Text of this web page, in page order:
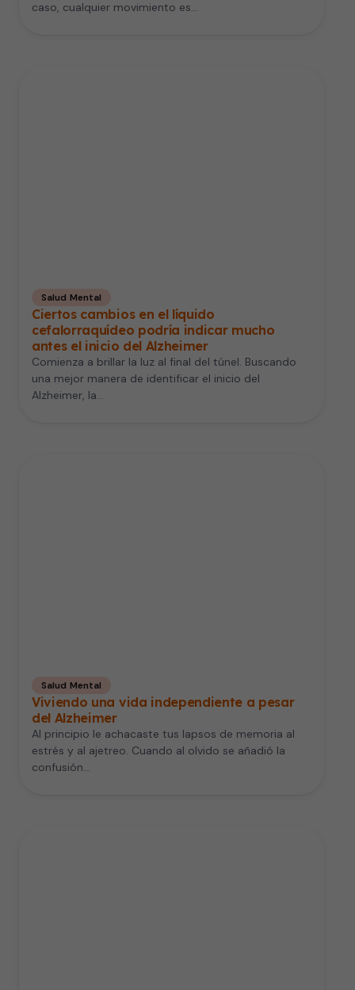
caso, cualquier movimiento es…
Salud Mental
Ciertos cambios en el líquido
cefalorraquídeo podría indicar mucho
antes el inicio del Alzheimer
Comienza a brillar la luz al final del túnel. Buscando
una mejor manera de identificar el inicio del
Alzheimer, la…
Salud Mental
Viviendo una vida independiente a pesar
del Alzheimer
Al principio le achacaste tus lapsos de memoria al
estrés y al ajetreo. Cuando al olvido se añadió la
confusión…